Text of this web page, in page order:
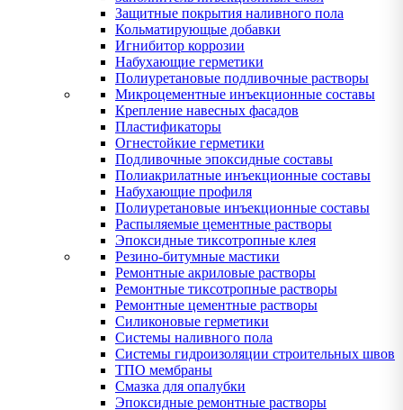
Защитные покрытия наливного пола
Кольматирующые добавки
Игнибитор коррозии
Набухающие герметики
Полиуретановые подливочные растворы
Микроцементные инъекционные составы
Крепление навесных фасадов
Пластификаторы
Огнестойкие герметики
Подливочные эпоксидные составы
Полиакрилатные инъекционные составы
Набухающие профиля
Полиуретановые инъекционные составы
Распыляемые цементные растворы
Эпоксидные тиксотропные клея
Резино-битумные мастики
Ремонтные акриловые растворы
Ремонтные тиксотропные растворы
Ремонтные цементные растворы
Силиконовые герметики
Системы наливного пола
Системы гидроизоляции строительных швов
ТПО мембраны
Смазка для опалубки
Эпоксидные ремонтные растворы